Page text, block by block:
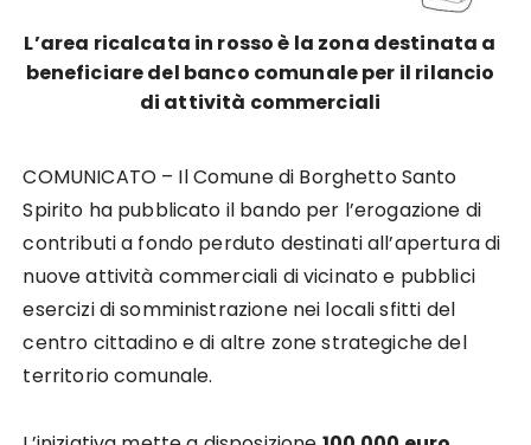
L’area ricalcata in rosso è la zona destinata a
beneficiare del banco comunale per il rilancio
di attività commerciali
COMUNICATO – Il Comune di Borghetto Santo
Spirito ha pubblicato il bando per l’erogazione di
contributi a fondo perduto destinati all’apertura di
nuove attività commerciali di vicinato e pubblici
esercizi di somministrazione nei locali sfitti del
centro cittadino e di altre zone strategiche del
territorio comunale.